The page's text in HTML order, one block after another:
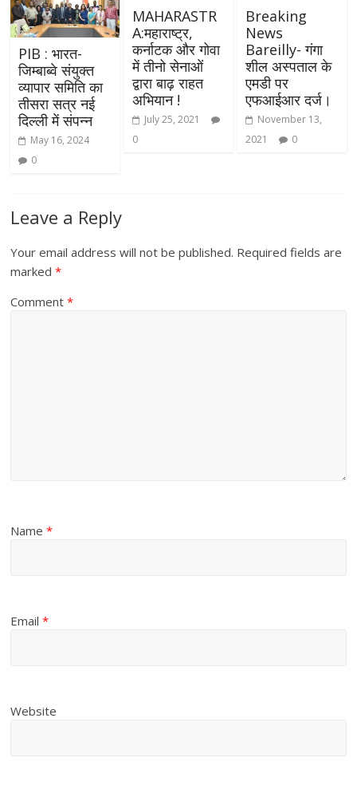
PIB : भारत-
जिम्बाब्वे संयुक्त
व्यापार समिति का
तीसरा सत्र नई
दिल्ली में संपन्‍न
May 16, 2024
0
MAHARASTR
A:महाराष्ट्र,
कर्नाटक और गोवा
में तीनो सेनाओं
द्वारा बाढ़ राहत
अभियान !
July 25, 2021
0
Breaking
News
Bareilly- गंगा
शील अस्पताल के
एमडी पर
एफआईआर दर्ज।
November 13,
2021
0
Leave a Reply
Your email address will not be published. Required fields are
marked*
Comment*
Name*
Email*
Website